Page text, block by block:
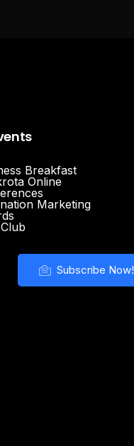
Breakfast
Online
Marketing
Subscribe Now!